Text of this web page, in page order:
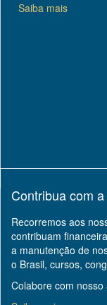
Saiba mais
Contribua com
Recorremos aos
contribuam
a manutenção de
o Brasil, cursos,
Colabore com nosso